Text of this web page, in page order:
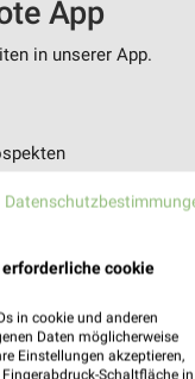
App
in unserer App.
cookie
in cookie und anderen
Daten möglicherweise
Einstellungen akzeptieren,
Schaltfläche in